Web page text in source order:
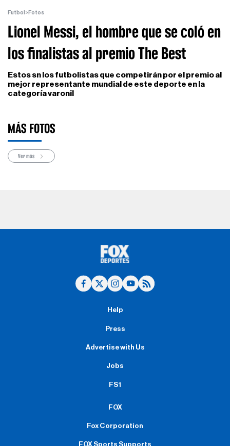
Futbol >Fotos
Lionel Messi, el hombre que se coló en
los finalistas al premio The Best
Estos sn los futbolistas que competirán por el premio al
mejor representante mundial de este deporte en la
categoría varonil
MÁS FOTOS
Ver más
Help
Press
Advertise with Us
Jobs
FS1
FOX
Fox Corporation
FOX Sports Supports